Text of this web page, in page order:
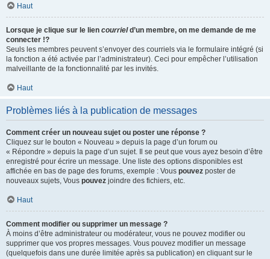
Haut
Lorsque je clique sur le lien courrield’un membre, on me demande de me
connecter !?
Seuls les membres peuvent s’envoyer des courriels via le formulaire intégré (si
la fonction a été activée par l’administrateur). Ceci pour empêcher l’utilisation
malveillante de la fonctionnalité par les invités.
Haut
Problèmes liés à la publication de messages
Comment créer un nouveau sujet ou poster une réponse ?
Cliquez sur le bouton « Nouveau » depuis la page d’un forum ou
« Répondre » depuis la page d’un sujet. Il se peut que vous ayez besoin d’être
enregistré pour écrire un message. Une liste des options disponibles est
affichée en bas de page des forums, exemple : Vous pouvez poster de
nouveaux sujets, Vous pouvez joindre des fichiers, etc.
Haut
Comment modifier ou supprimer un message ?
À moins d’être administrateur ou modérateur, vous ne pouvez modifier ou
supprimer que vos propres messages. Vous pouvez modifier un message
(quelquefois dans une durée limitée après sa publication) en cliquant sur le